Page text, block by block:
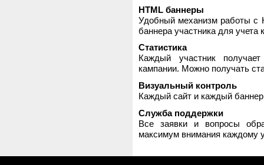
HTML баннеры
Удобный механизм работы с
баннера участника для
Статистика
Каждый участник
кампании. Можно получать
Визуальный контроль
Каждый сайт и каждый
Служба поддержки
Все заявки и вопросы
максимум внимания каждому